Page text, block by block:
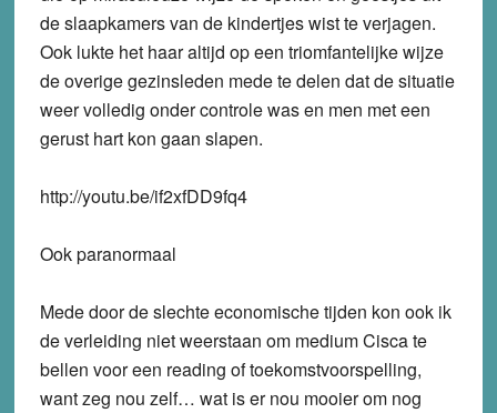
de slaapkamers van de kindertjes wist te verjagen.
Ook lukte het haar altijd op een triomfantelijke wijze
de overige gezinsleden mede te delen dat de situatie
weer volledig onder controle was en men met een
gerust hart kon gaan slapen.
http://youtu.be/if2xfDD9fq4
Ook paranormaal
Mede door de slechte economische tijden kon ook ik
de verleiding niet weerstaan om medium Cisca te
bellen voor een reading of toekomstvoorspelling,
want zeg nou zelf… wat is er nou mooier om nog